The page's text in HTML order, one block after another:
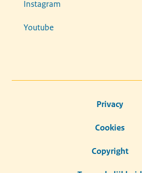
Instagram
Youtube
Privacy
Cookies
Copyright